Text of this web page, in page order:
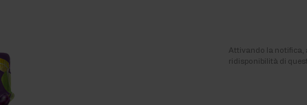
Attivando la notifica,
ridisponibilità di